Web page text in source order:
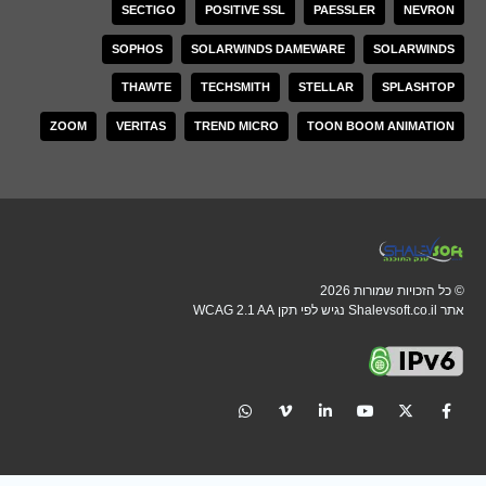
NEVRON
PAESSLER
POSITIVE SSL
SECTIGO
SOLARWINDS
SOLARWINDS DAMEWARE
SOPHOS
SPLASHTOP
STELLAR
TECHSMITH
THAWTE
TOON BOOM ANIMATION
TREND MICRO
VERITAS
ZOOM
© כל הזכויות שמורות 2026
אתר Shalevsoft.co.il נגיש לפי תקן WCAG 2.1 AA